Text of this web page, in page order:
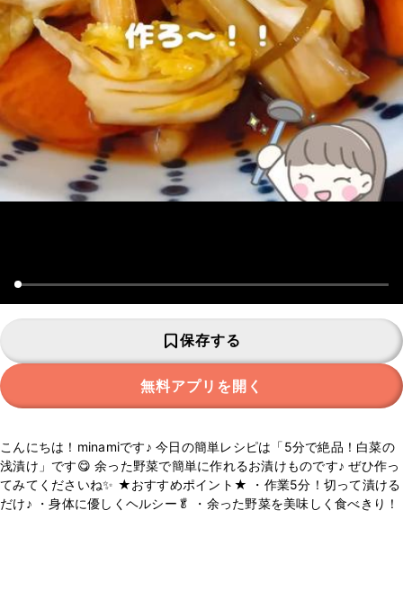
保存する
無料アプリを開く
こんにちは！minamiです♪ 今日の簡単レシピは「5分で絶品！白菜の
浅漬け」です😋 余った野菜で簡単に作れるお漬けものです♪ ぜひ作っ
てみてくださいね✨ ★おすすめポイント★ ・作業5分！切って漬ける
だけ♪ ・身体に優しくヘルシー🥬 ・余った野菜を美味しく食べきり！